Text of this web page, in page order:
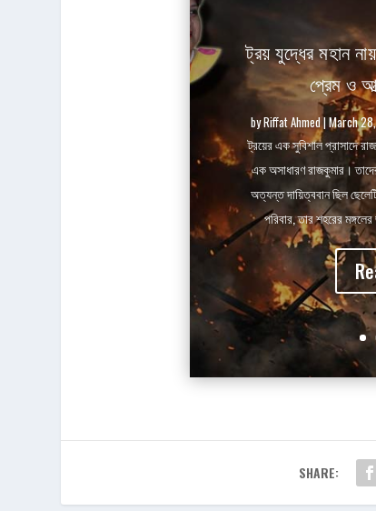
ট্রয় যুদ্ধের মহান
প্রেম ও
byRiffat Ahmed|March
ট্রয়ের এক সুবিশাল প্রাসাদে
এক অসাধারণ রাজকুমার।
অত্যন্ত দায়িত্ববান ছিল
পরিবার, তার শহরের
SHARE: